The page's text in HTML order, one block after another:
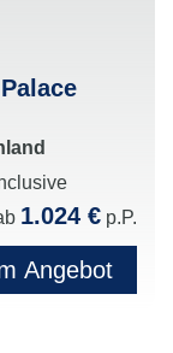
1.024 € p.P.
Angebot